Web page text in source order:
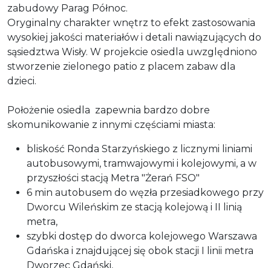
zabudowy Parag Północ.
Oryginalny charakter wnętrz to efekt zastosowania
wysokiej jakości materiałów i detali nawiązujących do
sąsiedztwa Wisły. W projekcie osiedla uwzględniono
stworzenie zielonego patio z placem zabaw dla
dzieci.
Położenie osiedla zapewnia bardzo dobre
skomunikowanie z innymi częściami miasta:
bliskość Ronda Starzyńskiego z licznymi liniami
autobusowymi, tramwajowymi i kolejowymi, a w
przyszłości stacją Metra "Żerań FSO"
6 min autobusem do węzła przesiadkowego przy
Dworcu Wileńskim ze stacją kolejową i II linią
metra,
szybki dostęp do dworca kolejowego Warszawa
Gdańska i znajdującej się obok stacji I linii metra
Dworzec Gdański,